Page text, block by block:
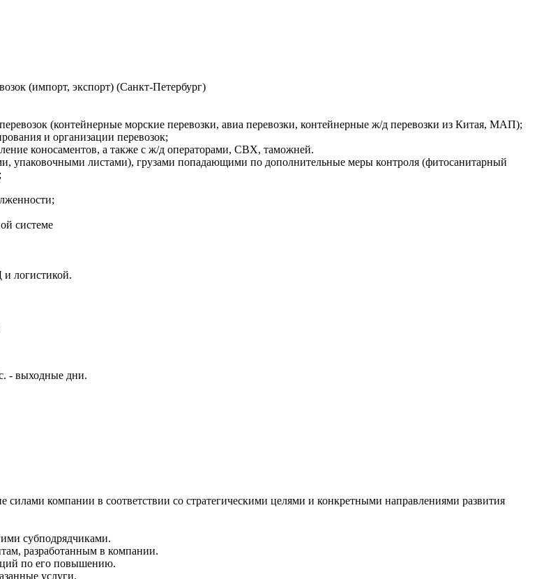
(импорт, экспорт) (Санкт-Петербург)
(контейнерные морские перевозки, авиа перевозки, контейнерные ж/д перевозки из Китая, МАП);
и организации перевозок;
коносаментов, а также с ж/д операторами, СВХ, таможней.
упаковочными листами), грузами попадающими по дополнительные меры контроля (фитосанитарный
системе
логистикой.
- выходные дни.
компании в соответствии со стратегическими целями и конкретными направлениями развития
субподрядчиками.
разработанным в компании.
по его повышению.
услуги.